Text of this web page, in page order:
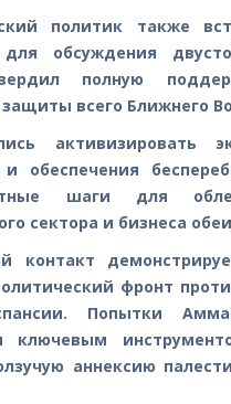
политик также
обсуждения
полную
всего Ближнего
активизировать
и обеспечения
шаги для
сектора и бизнеса
контакт
фронт
Попытки
ключевым
аннексию